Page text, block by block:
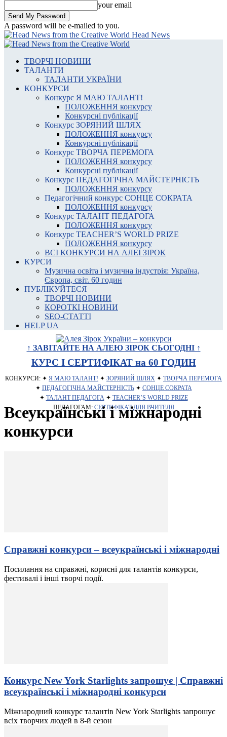
your email
A password will be e-mailed to you.
Head News
ТВОРЧІ НОВИНИ
ТАЛАНТИ
ТАЛАНТИ УКРАЇНИ
КОНКУРСИ
Конкурс Я МАЮ ТАЛАНТ!
ПОЛОЖЕННЯ конкурсу
Конкурсні публікації
Конкурс ЗОРЯНИЙ ШЛЯХ
ПОЛОЖЕННЯ конкурсу
Конкурсні публікації
Конкурс ТВОРЧА ПЕРЕМОГА
ПОЛОЖЕННЯ конкурсу
Конкурсні публікації
Конкурс ПЕДАГОГІЧНА МАЙСТЕРНІСТЬ
ПОЛОЖЕННЯ конкурсу
Педагогічний конкурс СОНЦЕ СОКРАТА
ПОЛОЖЕННЯ конкурсу
Конкурс ТАЛАНТ ПЕДАГОГА
ПОЛОЖЕННЯ конкурсу
Конкурс TEACHER’S WORLD PRIZE
ПОЛОЖЕННЯ конкурсу
ВСІ КОНКУРСИ НА АЛЕЇ ЗІРОК
КУРСИ
Музична освіта і музична індустрія: Україна,
Європа, світ. 60 годин
ПУБЛІКУЙТЕСЯ
ТВОРЧІ НОВИНИ
КОРОТКІ НОВИНИ
SEO-СТАТТІ
HELP UA
↑ ЗАВІТАЙТЕ НА АЛЕЮ ЗІРОК СЬОГОДНІ ↑
КУРС І СЕРТИФІКАТ на 60 ГОДИН
КОНКУРСИ: ✦ Я МАЮ ТАЛАНТ! ✦ ЗОРЯНИЙ ШЛЯХ ✦ ТВОРЧА ПЕРЕМОГА
✦ ПЕДАГОГІЧНА МАЙСТЕРНІСТЬ✦ СОНЦЕ СОКРАТА
✦ ТАЛАНТ ПЕДАГОГА✦ TEACHER’S WORLD PRIZE
ПЕДАГОГАМ: СЕРТИФІКАТ ДЛЯ ВЧИТЕЛЯ
Всеукраїнські і міжнародні
конкурси
Справжні конкурси – всеукраїнські і міжнародні
Посилання на справжні, корисні для талантів конкурси,
фестивалі і інші творчі події.
Конкурс New York Starlights запрошує | Справжні
всеукраїнські і міжнародні конкурси
Міжнародний конкурс талантів New York Starlights запрошує
всіх творчих людей в 8-й сезон